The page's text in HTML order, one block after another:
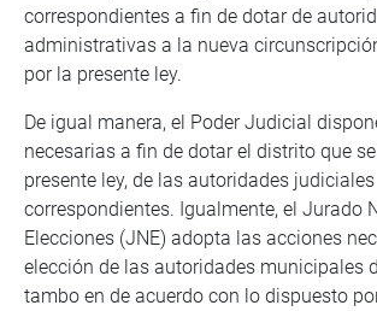
correspondientes a fin de dotar de
administrativas a la nueva
por la presente ley.
De igual manera, el Poder Judicial
necesarias a fin de dotar el distrito que
presente ley, de las autoridades judiciales
correspondientes. Igualmente, el Jurado
Elecciones (JNE) adopta las acciones
elección de las autoridades municipales
tambo en de acuerdo con lo dispuesto